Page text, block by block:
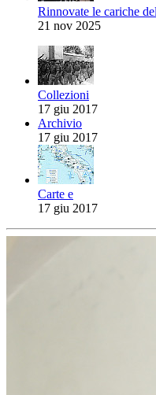
Rinnovate le cariche
21 nov 2025
Collezioni
17 giu 2017
Archivio
17 giu 2017
Carte e
17 giu 2017